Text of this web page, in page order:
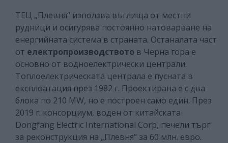
ТЕЦ „Плевня“ използва въглища от местни
рудници и осигурява постоянно натоварване на
енергийната система в страната. Останалата част
от електропроизводството в Черна гора е
основно от водноелектрически централи.
Топлоелектрическата централа е пусната в
експлоатация през 1982 г. Проектирана е с два
блока по 210 MW, но е построен само един. През
2019 г. консорциум, воден от китайската
Dongfang Electric International Corp, печели търг
за реконструкция на „Плевня“ за 60 млн. евро.